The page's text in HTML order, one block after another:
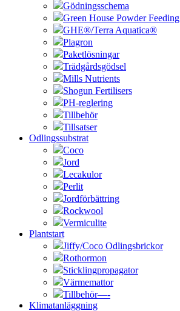
Gödningsschema
Green House Powder Feeding
GHE®/Terra Aquatica®
Plagron
Paketlösningar
Trädgårdsgödsel
Mills Nutrients
Shogun Fertilisers
PH-reglering
Tillbehör
Tillsatser
Odlingssubstrat
Coco
Jord
Lecakulor
Perlit
Jordförbättring
Rockwool
Vermiculite
Plantstart
Jiffy/Coco Odlingsbrickor
Rothormon
Sticklingpropagator
Värmemattor
Tillbehör—-
Klimatanläggning